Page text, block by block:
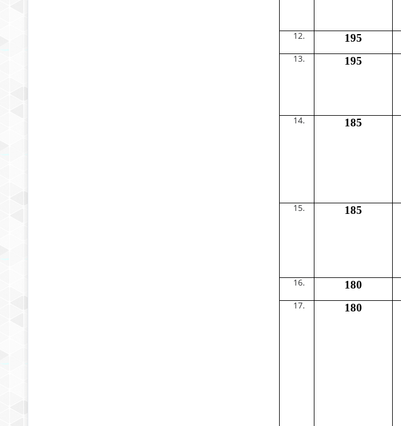
195
195
185
185
180
180